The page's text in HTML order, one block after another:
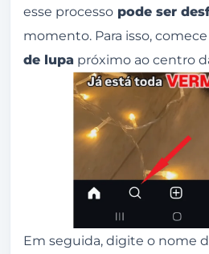
esse processo pode ser
momento. Para isso,
de lupa próximo ao centro
Em seguida, digite o nome